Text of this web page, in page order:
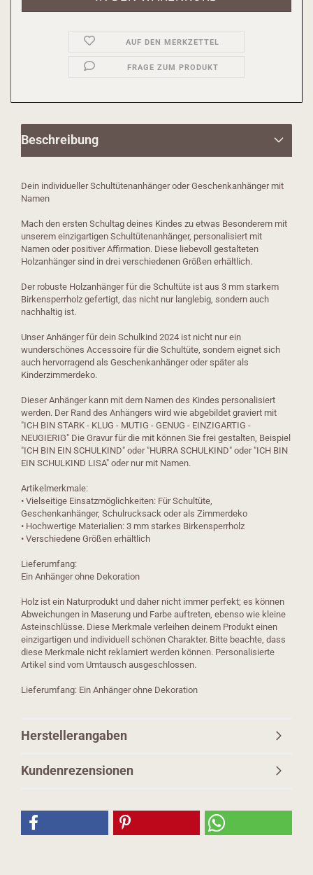
AUF DEN MERKZETTEL
FRAGE ZUM PRODUKT
Beschreibung
Dein individueller Schultütenanhänger oder Geschenkanhänger mit
Namen
Mach den ersten Schultag deines Kindes zu etwas Besonderem mit
unserem einzigartigen Schultütenanhänger, personalisiert mit
Namen oder positiver Affirmation. Diese liebevoll gestalteten
Holzanhänger sind in drei verschiedenen Größen erhältlich.
Der robuste Holzanhänger für die Schultüte ist aus 3 mm starkem
Birkensperrholz gefertigt, das nicht nur langlebig, sondern auch
nachhaltig ist.
Unser Anhänger für dein Schulkind 2024 ist nicht nur ein
wunderschönes Accessoire für die Schultüte, sondern eignet sich
auch hervorragend als Geschenkanhänger oder später als
Kinderzimmerdeko.
Dieser Anhänger kann mit dem Namen des Kindes personalisiert
werden. Der Rand des Anhängers wird wie abgebildet graviert mit
"ICH BIN STARK - KLUG - MUTIG - GENUG - EINZIGARTIG -
NEUGIERIG" Die Gravur für die mit können Sie frei gestalten, Beispiel
"ICH BIN EIN SCHULKIND" oder "HURRA SCHULKIND" oder "ICH BIN
EIN SCHULKIND LISA" oder nur mit Namen.
Artikelmerkmale:
• Vielseitige Einsatzmöglichkeiten: Für Schultüte,
Geschenkanhänger, Schulrucksack oder als Zimmerdeko
• Hochwertige Materialien: 3 mm starkes Birkensperrholz
• Verschiedene Größen erhältlich
Lieferumfang:
Ein Anhänger ohne Dekoration
Holz ist ein Naturprodukt und daher nicht immer perfekt; es können
Abweichungen in Maserung und Farbe auftreten, ebenso wie kleine
Asteinschlüsse. Diese Merkmale verleihen deinem Produkt einen
einzigartigen und individuell schönen Charakter. Bitte beachte, dass
diese Merkmale nicht reklamiert werden können. Personalisierte
Artikel sind vom Umtausch ausgeschlossen.
Lieferumfang: Ein Anhänger ohne Dekoration
Herstellerangaben
Kundenrezensionen